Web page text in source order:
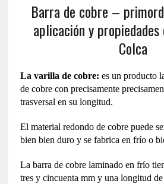
Barra de cobre –
aplicación y
Colca
La varilla de cobre: es un producto
de cobre con precisamente
trasversal en su longitud.
El material redondo de cobre puede
bien bien duro y se fabrica en frío o
La barra de cobre laminado en frío
tres y cincuenta mm y una longitud